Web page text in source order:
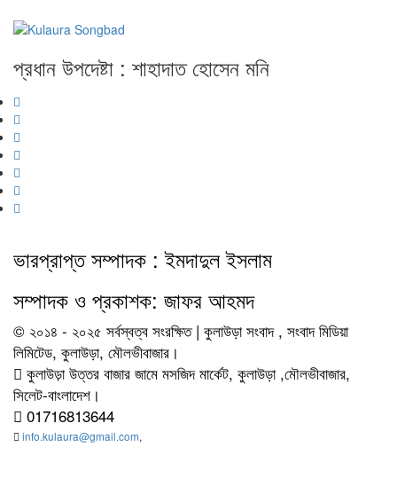
প্রধান উপদেষ্টা : শাহাদাত হোসেন মনি
ভারপ্রাপ্ত সম্পাদক : ইমদাদুল ইসলাম
সম্পাদক ও প্রকাশক: জাফর আহমদ
© ২০১৪ - ২০২৫ সর্বস্বত্ব সংরক্ষিত | কুলাউড়া সংবাদ , সংবাদ মিডিয়া
লিমিটেড, কুলাউড়া, মৌলভীবাজার।
কুলাউড়া উত্তর বাজার জামে মসজিদ মার্কেট, কুলাউড়া ,মৌলভীবাজার,
সিলেট-বাংলাদেশ।
01716813644
info.kulaura@gmail.com,